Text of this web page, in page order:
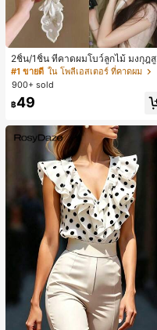
2ชิ้น/1ชิ้น ที่คาดผมโบว์ลูกไม้ มงกุฎสู
แถบกว้าง สีดำ สีขาว สำหรับใส่ประจำ
วัน กิ๊บติดผม ยางรัดผม (ลายปักดอกไม้
จัดวางแบบสุ่ม)
#1 ขายดี ใน โพลีเอสเตอร์ ที่คาดผม
900+ sold
฿49